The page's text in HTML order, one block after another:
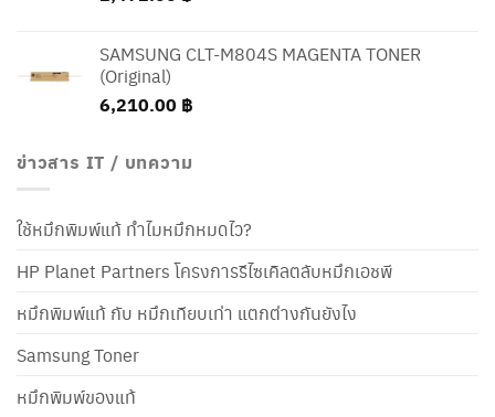
SAMSUNG CLT-M804S MAGENTA TONER
(Original)
6,210.00 ฿
ข่าวสาร IT / บทความ
ใช้หมึกพิมพ์แท้ ทำไมหมึกหมดไว?
HP Planet Partners โครงการรีไซเคิลตลับหมึกเอชพี
หมึกพิมพ์แท้ กับ หมึกเทียบเท่า แตกต่างกันยังไง
Samsung Toner
หมึกพิมพ์ของแท้